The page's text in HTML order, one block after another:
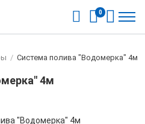
0
/ Система полива "Водомерка" 4м
4м